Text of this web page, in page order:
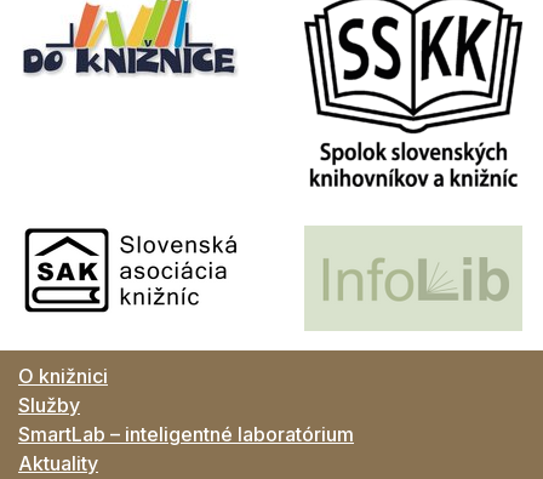
O knižnici
Služby
SmartLab – inteligentné laboratórium
Aktuality